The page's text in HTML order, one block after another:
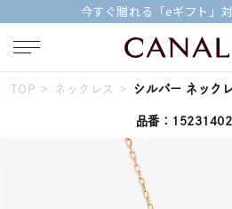
今すぐ贈れる「eギフト」
人気検索キーワード
TOP ネックレス シルバー ネック
品番：